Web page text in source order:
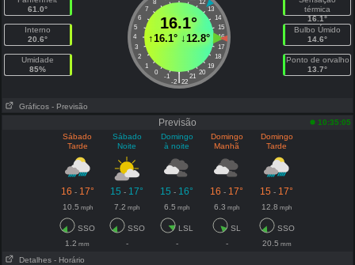
61.0°
Interno
20.6°
Umidade
85%
8
12
7
13
6
14
5
15
4
16
3
17
2
18
1
19
0
20
-1 21
|
-2 22
16.1°
↑16.1°↓12.8°
térmica
16.1°
Bulbo Úmido
14.6°
Ponto de orvalho
13.7°
Gráficos - Previsão
Previsão
10:35:05
Sábado
Tarde
Sábado
Noite
Domingo
à noite
Domingo
Manhã
Domingo
Tarde
16 - 17° 15 - 17° 15 - 16° 16 - 17° 15 - 17°
10.5 mph 7.2 mph 6.5 mph 6.3 mph 12.8 mph
SSO SSO LSL SL
SSO
1.2 mm - - - 20.5 mm
Detalhes - Horário